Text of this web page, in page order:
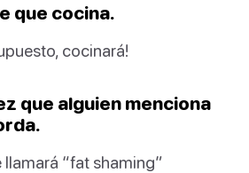
que cocina.
cocinará!
que alguien menciona
llamará “fat shaming”